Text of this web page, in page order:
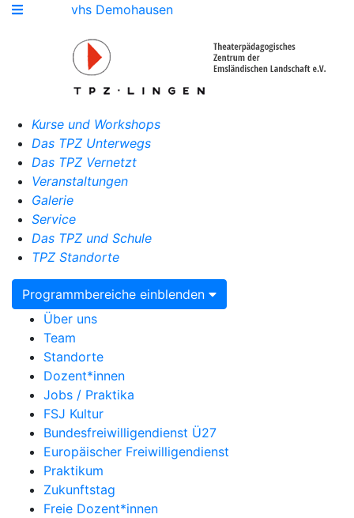
vhs Demohausen
Kurse und Workshops
Das TPZ Unterwegs
Das TPZ Vernetzt
Veranstaltungen
Galerie
Service
Das TPZ und Schule
TPZ Standorte
Programmbereiche einblenden
Über uns
Team
Standorte
Dozent*innen
Jobs / Praktika
FSJ Kultur
Bundesfreiwilligendienst Ü27
Europäischer Freiwilligendienst
Praktikum
Zukunftstag
Freie Dozent*innen